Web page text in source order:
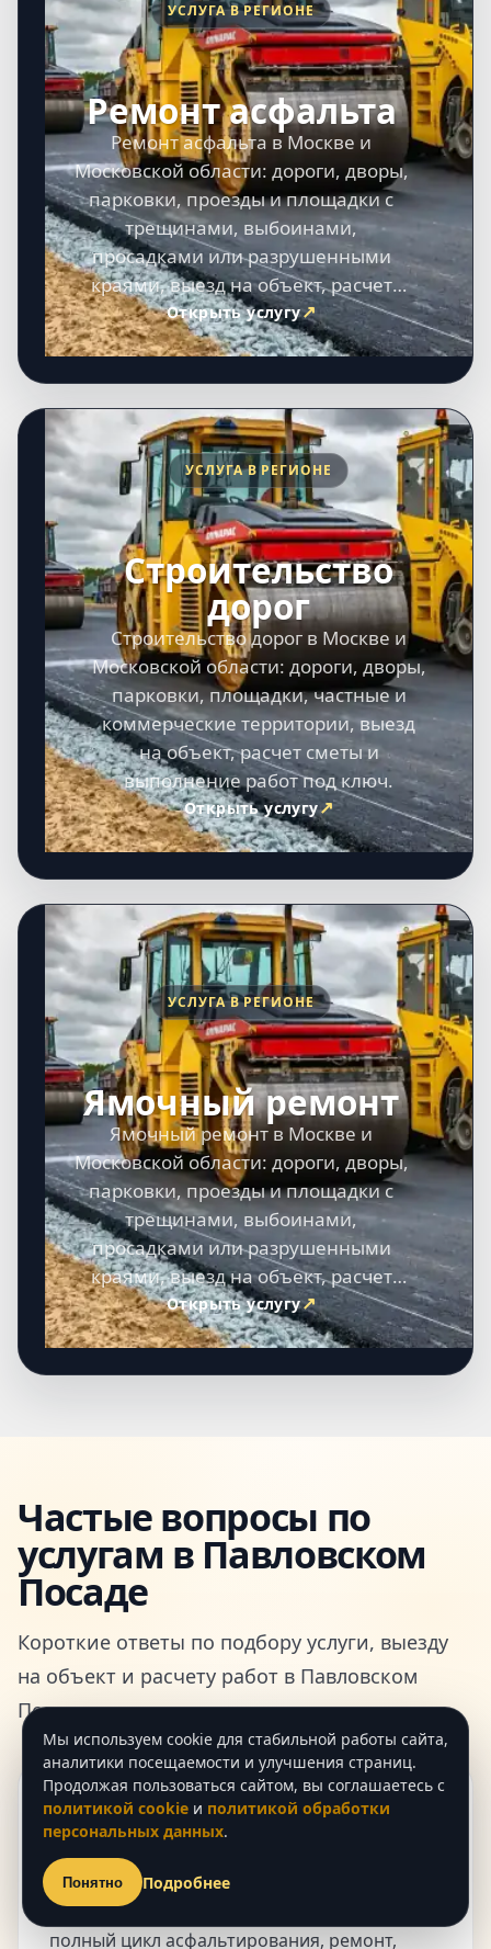
УСЛУГА В РЕГИОНЕ
Ремонт асфальта
Ремонт асфальта в Москве и
Московской области: дороги, дворы,
парковки, проезды и площадки с
трещинами, выбоинами,
просадками или разрушенными
краями, выезд на объект, расчет
сметы и выполнение работ под
ключ.
Открыть услугу
УСЛУГА В РЕГИОНЕ
Строительство
дорог
Строительство дорог в Москве и
Московской области: дороги, дворы,
парковки, площадки, частные и
коммерческие территории, выезд
на объект, расчет сметы и
выполнение работ под ключ.
Открыть услугу
УСЛУГА В РЕГИОНЕ
Ямочный ремонт
Ямочный ремонт в Москве и
Московской области: дороги, дворы,
парковки, проезды и площадки с
трещинами, выбоинами,
просадками или разрушенными
краями, выезд на объект, расчет
сметы и выполнение работ под
ключ.
Открыть услугу
Частые вопросы по
услугам в Павловском
Посаде
Короткие ответы по подбору услуги, выезду
на объект и расчету работ в Павловском
Посаде.
Как понять, какая услуга
нужна моему объекту?
Опишите площадь, текущее покрытие,
нагрузку и задачу. Мы подскажем, нужен ли
полный цикл асфальтирования, ремонт,
Мы используем cookie для стабильной работы сайта,
аналитики посещаемости и улучшения страниц.
Продолжая пользоваться сайтом, вы соглашаетесь с
политикой cookie и политикой обработки
персональных данных.
Понятно Подробнее